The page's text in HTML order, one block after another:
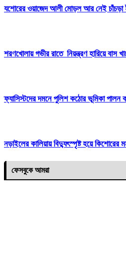
যশোরের ওয়াজেদ আলী মোড়ল আর নেই চাঁচড়া
শরণখোলায় গভীর রাতে নিয়ন্ত্রণ হারিয়ে বাস
ফ্যাসিস্টদের দমনে পুলিশ কঠোর ভূমিকা পালন
নড়াইলের কালিয়ায় বিদ্যুৎস্পৃষ্ট হয়ে কিশোরের
ফেসবুকে আমরা